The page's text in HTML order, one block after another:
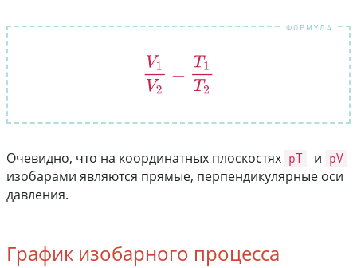
V1V 1T2
Очевидно, что на координатных плоскостях pT и pV
изобарами являются прямые, перпендикулярные оси
давления.
График изобарного процесса